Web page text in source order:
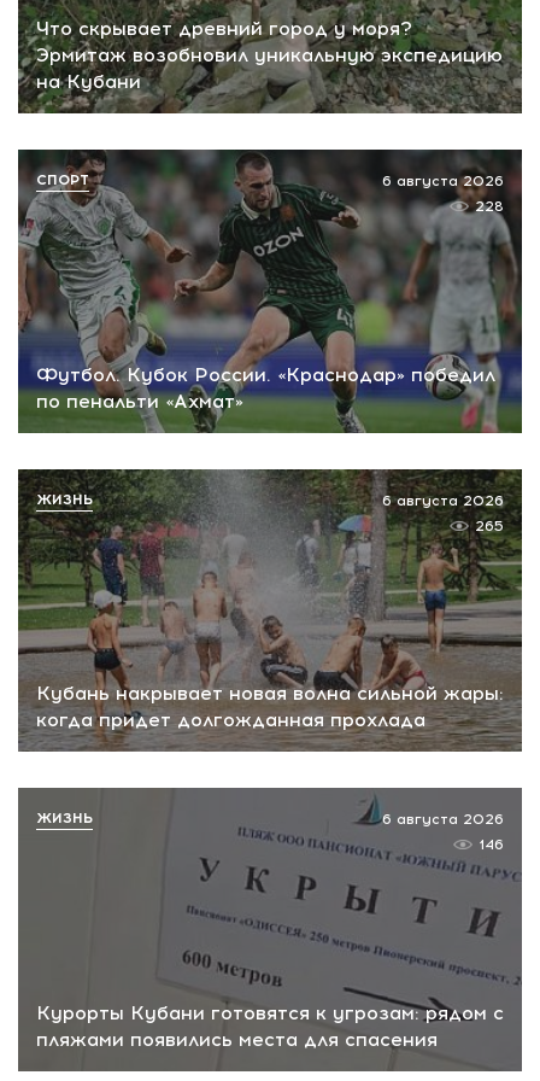
Что скрывает древний город у моря?
Эрмитаж возобновил уникальную экспедицию
на Кубани
Футбол. Кубок России. «Краснодар» победил
по пенальти «Ахмат»
6 августа 2026
228
СПОРТ
Кубань накрывает новая волна сильной жары:
когда придет долгожданная прохлада
6 августа 2026
265
ЖИЗНЬ
Курорты Кубани готовятся к угрозам: рядом с
пляжами появились места для спасения
6 августа 2026
146
ЖИЗНЬ